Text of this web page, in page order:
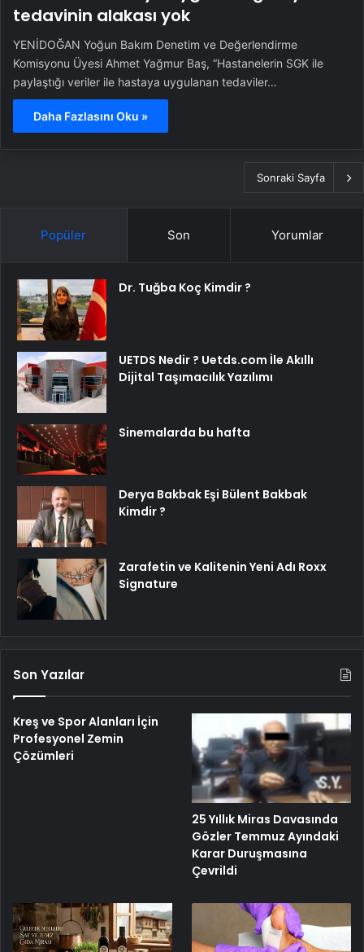
tedavinin alakası yok
YENİDOĞAN Yoğun Bakım Denetim ve Değerlendirme
Komisyonu Üyesi Ahmet Yağmur Baş, “Hastanelerin SGK ile
paylaştığı veriler ile hastaya uygulanan tedaviler…
Daha Fazlasını Oku »
Sonraki Sayfa
Popüler Son Yorumlar
Dr. Tuğba Koç Kimdir ?
UETDS Nedir ? Uetds.com İle Akıllı
Dijital Taşımacılık Yazılımı
Sinemalarda bu hafta
Derya Bakbak Eşi Bülent Bakbak
Kimdir ?
Zarafetin ve Kalitenin Yeni Adı Roxx
Signature
Son Yazılar
Kreş ve Spor Alanları İçin
Profesyonel Zemin
Çözümleri
25 Yıllık Miras Davasında
Gözler Temmuz Ayındaki
Karar Duruşmasına
Çevrildi